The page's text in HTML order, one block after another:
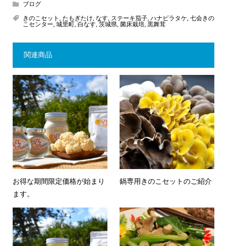
ブログ
きのこセット , たもぎたけ, なす, ステーキ茄子, ハナビラタケ, 七会きの
こセンター, 城里町, 白なす,茨城県, 菌床栽培, 黒舞茸
関連商品
お得な期間限定価格が始まり
ます。
鍋専用きのこセットのご紹介